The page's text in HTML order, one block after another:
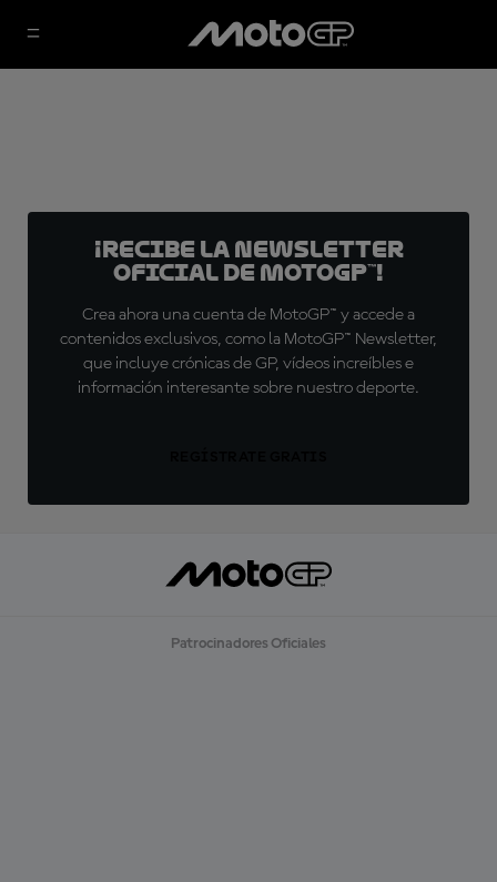
¡Recibe la Newsletter
oficial de MotoGP™!
Crea ahora una cuenta de MotoGP™ y accede a
contenidos exclusivos, como la MotoGP™ Newsletter,
que incluye crónicas de GP, vídeos increíbles e
información interesante sobre nuestro deporte.
Patrocinadores Oficiales